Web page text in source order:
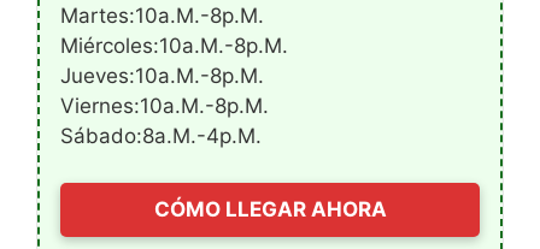
Martes:10a.m.-8p.m.
Miércoles:10a.m.-8p.m.
Jueves:10a.m.-8p.m.
Viernes:10a.m.-8p.m.
Sábado:8a.m.-4p.m.
CÓMO LLEGAR AHORA